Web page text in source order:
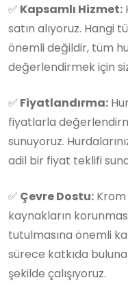
✅ Kapsamlı Hizmet:
satın alıyoruz. Hangi
önemli değildir, tüm
değerlendirmek için
✅ Fiyatlandırma:
fiyatlarla
sunuyoruz.
adil bir fiyat teklifi
✅ Çevre Dostu:
kaynakların
tutulmasına önemli
sürece katkıda
şekilde çalışıyoruz.